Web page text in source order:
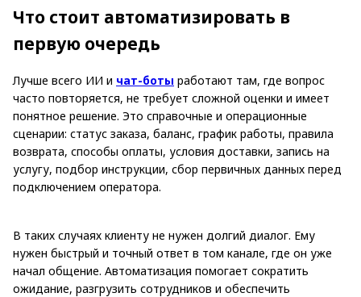
Что стоит автоматизировать в
первую очередь
Лучше всего ИИ и чат-боты работают там, где вопрос
часто повторяется, не требует сложной оценки и имеет
понятное решение. Это справочные и операционные
сценарии: статус заказа, баланс, график работы, правила
возврата, способы оплаты, условия доставки, запись на
услугу, подбор инструкции, сбор первичных данных перед
подключением оператора.
В таких случаях клиенту не нужен долгий диалог. Ему
нужен быстрый и точный ответ в том канале, где он уже
начал общение. Автоматизация помогает сократить
ожидание, разгрузить сотрудников и обеспечить